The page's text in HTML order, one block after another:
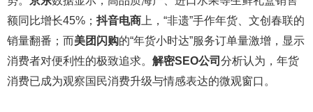
额同比增长45%； 抖音电商 上，“非遗”手作年货、文创春联的
销量翻番；而美团闪购的“年货小时达”服务订单量激增，显示
消费者对便利性的极致追求。 解密SEO公司 分析认为，年货
消费已成为观察国民消费升级与情感表达的微观窗口。